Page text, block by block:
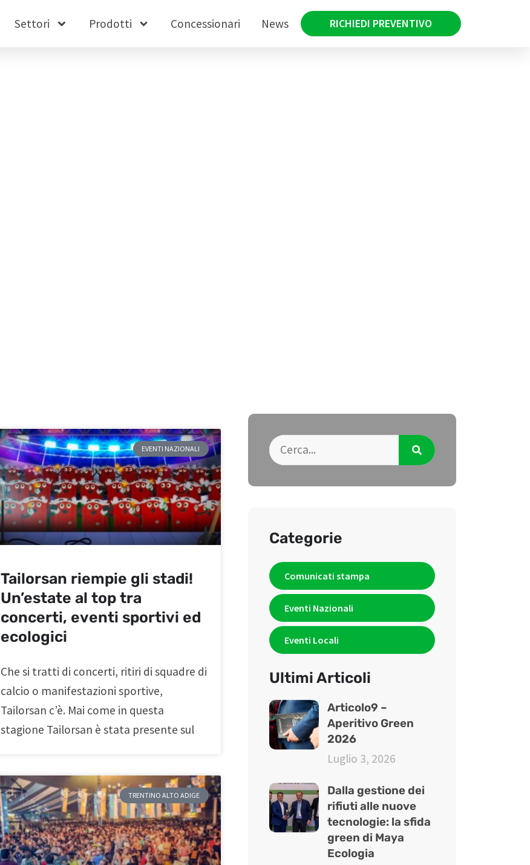
Settori Prodotti Concessionari News RICHIEDI PREVENTIVO
EVENTI NAZIONALI
Tailorsan riempie gli stadi!
Un’estate al top tra
concerti, eventi sportivi ed
ecologici
Che si tratti di concerti, ritiri di squadre di
calcio o manifestazioni sportive,
Tailorsan c’è. Mai come in questa
stagione Tailorsan è stata presente sul
TRENTINO ALTO ADIGE
Categorie
Comunicati stampa
Eventi Nazionali
Eventi Locali
Ultimi Articoli
Articolo9 –
Aperitivo Green
2026
Luglio 3, 2026
Dalla gestione dei
rifiuti alle nuove
tecnologie: la sfida
green di Maya
Ecologia